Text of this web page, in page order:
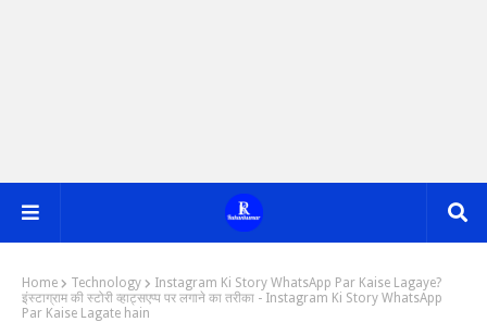
Home Technology
Instagram Ki Story WhatsApp Par Kaise Lagaye?
इंस्टाग्राम की स्टोरी व्हाट्सएप्प पर लगाने का तरीका - Instagram Ki Story WhatsApp
Par Kaise Lagate hain